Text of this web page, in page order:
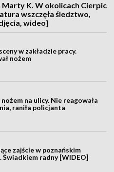
Marty K. W okolicach Cierpic
wszczęła śledztwo,
wideo]
w zakładzie pracy.
nożem
na ulicy. Nie reagowała
raniła policjanta
zajście w poznańskim
Świadkiem radny [WIDEO]